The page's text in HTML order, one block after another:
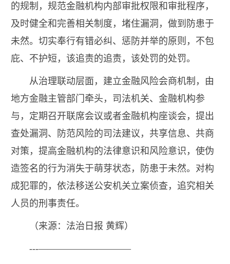
的规制，规范金融机构内部审批权限和审批程序，
及时健全和完善相关制度，堵住漏洞，做到防患于
未然。切实奉行有错必纠、惩防并举的原则，不包
庇、不护短，该追责的追责，该处罚的处罚。
从治理联动层面，建立金融风险会商机制，由
地方金融主管部门牵头，司法机关、金融机构参
与，定期召开联席会议或者金融机构座谈会，提出
查处漏洞、防范风险的司法建议，共享信息、共商
对策，提高金融机构的法律意识和风险意识，使伪
造签名的行为消失于萌芽状态，防患于未然。对构
成犯罪的，依法移送公安机关立案侦查，追究相关
人员的刑事责任。
（来源：法治日报 黄辉）
---——————————